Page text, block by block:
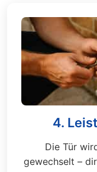
4.
Die Tür
gewechselt –